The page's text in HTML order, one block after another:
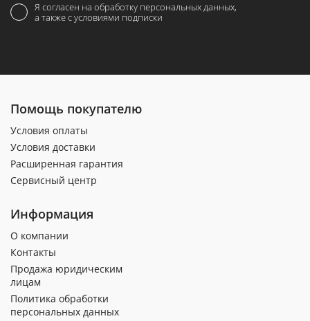
Я согласен на обработку персональных данных,
а также с условиями подписки
Помощь покупателю
Условия оплаты
Условия доставки
Расширенная гарантия
Сервисный центр
Информация
О компании
Контакты
Продажа юридическим
лицам
Политика обработки
персональных данных